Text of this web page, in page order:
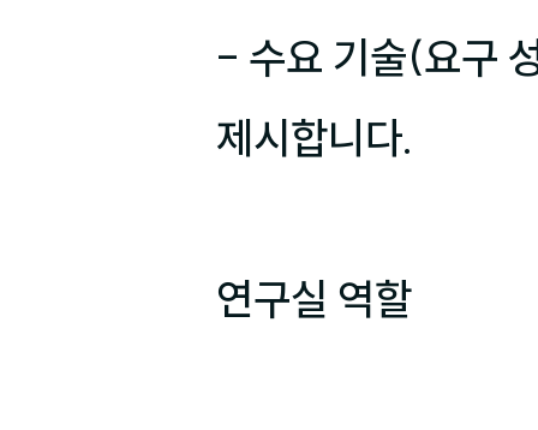
- 수요 기술(요구
제시합니다.
연구실 역할